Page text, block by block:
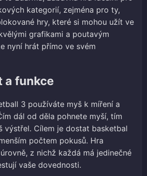
kategorií, zejména pro ty,
hry, které si mohou užít ve
grafikami a poutavým
nyní hrát přímo ve svém
a funkce
3 používáte myš k míření a
dál od děla pohnete myší, tím
výstřel. Cílem je dostat basketbal
počtem pokusů. Hra
z nichž každá má jedinečné
vaše dovednosti.